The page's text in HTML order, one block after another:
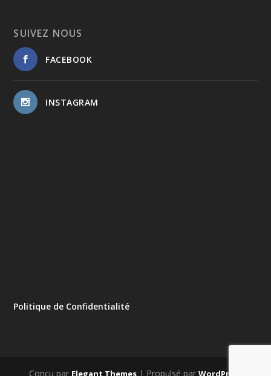
SUIVEZ NOUS
FACEBOOK
INSTAGRAM
Politique de Confidentialité
Conçu par Elegant Themes| Propulsé par WordPress